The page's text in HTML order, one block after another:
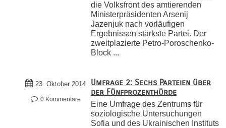
die Volksfront des amtierenden
Ministerpräsidenten Arsenij
Jazenjuk nach vorläufigen
Ergebnissen stärkste Partei. Der
zweitplazierte Petro-Poroschenko-
Block ...
23. Oktober 2014
0 Kommentare
Umfrage 2: Sechs Parteien über
der Fünfprozenthürde
Eine Umfrage des Zentrums für
soziologische Untersuchungen
Sofia und des Ukrainischen Instituts